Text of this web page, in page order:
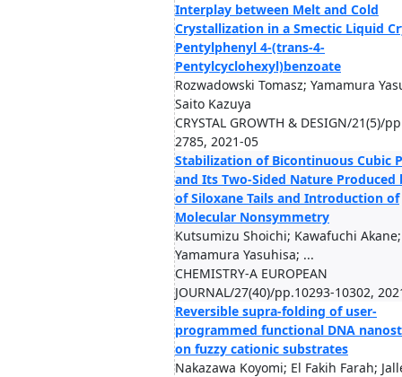
Interplay between Melt and Cold
Crystallization in a Smectic Liquid
Pentylphenyl 4-(trans-4-
Pentylcyclohexyl)benzoate
Rozwadowski Tomasz; Yamamura
Saito Kazuya
CRYSTAL GROWTH & DESIGN/21(5)/
2785, 2021-05
Stabilization of Bicontinuous Cubic
and Its Two-Sided Nature Produced
of Siloxane Tails and Introduction of
Molecular Nonsymmetry
Kutsumizu Shoichi; Kawafuchi Akane;
Yamamura Yasuhisa; ...
CHEMISTRY-A EUROPEAN
JOURNAL/27(40)/pp.10293-10302,
Reversible supra-folding of user-
programmed functional DNA
on fuzzy cationic substrates
Nakazawa Koyomi; El Fakih Farah;